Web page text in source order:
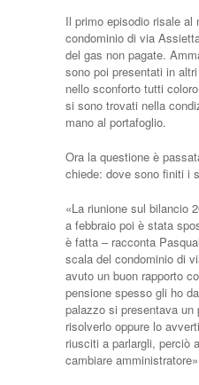
Il primo episodio risale al
condominio di via
del gas non pagate.
sono poi presentati in
nello sconforto tutti
si sono trovati nella
mano al portafoglio.
Ora la questione è
chiede: dove sono finiti i
«La riunione sul bilancio
a febbraio poi è stata
è fatta – racconta
scala del condominio di
avuto un buon rapporto
pensione spesso gli ho
palazzo si presentava un
risolverlo oppure lo
riusciti a parlargli, perciò
cambiare